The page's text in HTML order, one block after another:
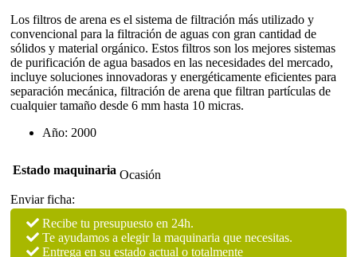
Los filtros de arena es el sistema de filtración más utilizado y
convencional para la filtración de aguas con gran cantidad de
sólidos y material orgánico. Estos filtros son los mejores sistemas
de purificación de agua basados en las necesidades del mercado,
incluye soluciones innovadoras y energéticamente eficientes para
separación mecánica, filtración de arena que filtran partículas de
cualquier tamaño desde 6 mm hasta 10 micras.
Año: 2000
Estado maquinaria Ocasión
Enviar ficha:
Recibe tu presupuesto en 24h.
Te ayudamos a elegir la maquinaria que necesitas.
Entrega en su estado actual o totalmente